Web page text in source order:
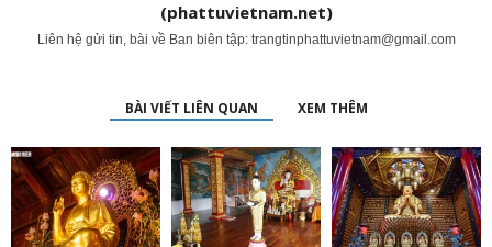
(phattuvietnam.net)
Liên hệ gửi tin, bài về Ban biên tập: trangtinphattuvietnam@gmail.com
BÀI VIẾT LIÊN QUAN XEM THÊM